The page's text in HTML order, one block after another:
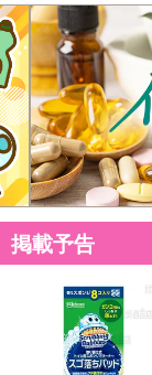
休業日
■その他共通およ
さい）
掲載予告